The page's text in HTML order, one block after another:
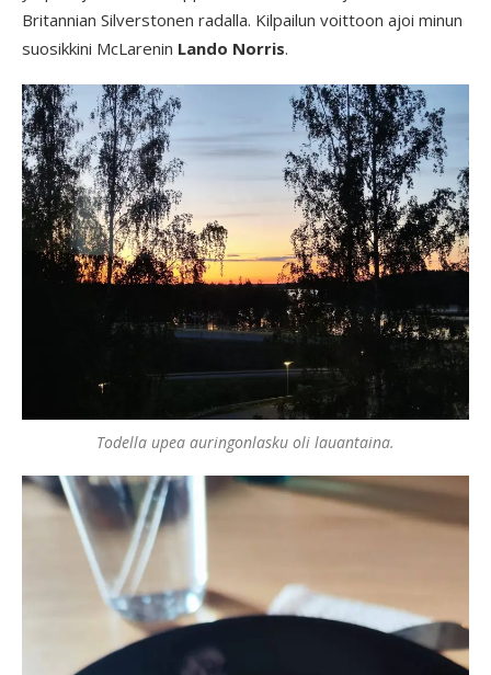
Britannian Silverstonen radalla. Kilpailun voittoon ajoi minun
suosikkini McLarenin Lando Norris.
Todella upea auringonlasku oli lauantaina.